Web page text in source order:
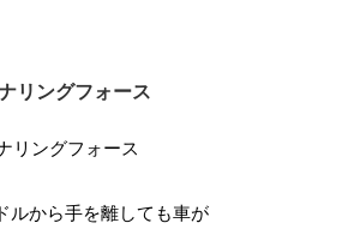
リングフォース
ルから手を離しても車が